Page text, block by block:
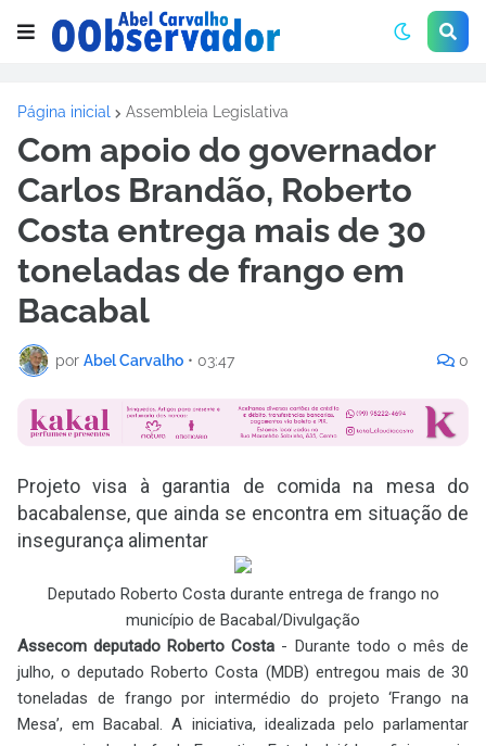
Página inicial Assembleia Legislativa
Com apoio do governador
Carlos Brandão, Roberto
Costa entrega mais de 30
toneladas de frango em
Bacabal
por Abel Carvalho • 03:47 0
Projeto visa à garantia de comida na mesa do
bacabalense, que ainda se encontra em situação de
insegurança alimentar
Deputado Roberto Costa durante entrega de frango no
município de Bacabal/Divulgação
Assecom deputado Roberto Costa - Durante todo o mês de
julho, o deputado Roberto Costa (MDB) entregou mais de 30
toneladas de frango por intermédio do projeto ‘Frango na
Mesa’, em Bacabal. A iniciativa, idealizada pelo parlamentar